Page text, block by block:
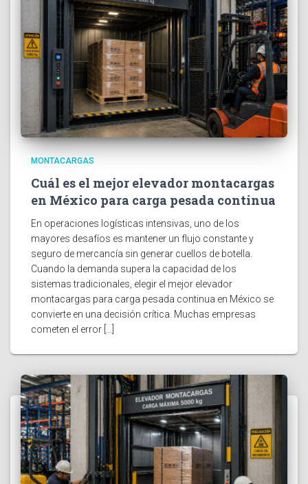
MONTACARGAS
Cuál es el mejor elevador montacargas
en México para carga pesada continua
En operaciones logísticas intensivas, uno de los
mayores desafíos es mantener un flujo constante y
seguro de mercancía sin generar cuellos de botella.
Cuando la demanda supera la capacidad de los
sistemas tradicionales, elegir el mejor elevador
montacargas para carga pesada continua en México se
convierte en una decisión crítica. Muchas empresas
cometen el error […]